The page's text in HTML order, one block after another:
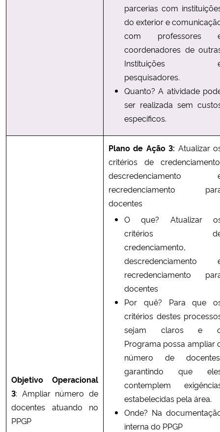
parcerias com
do exterior e
com professores
coordenadores de
Instituições
pesquisadores.
Quanto? A atividade
ser realizada sem
específicos.
Objetivo Operacional
3: Ampliar número de
docentes atuando no
PPGP
Plano de Ação 3: Atualizar
critérios de
descredenciamento
recredenciamento
docentes
O que? Atualizar
critérios
credenciamento,
descredenciamento
recredenciamento
docentes
Por quê? Para que
critérios destes
sejam claros e
Programa possa ampliar
número de
garantindo que
contemplem
estabelecidas pela área.
Onde? Na
interna do PPGP